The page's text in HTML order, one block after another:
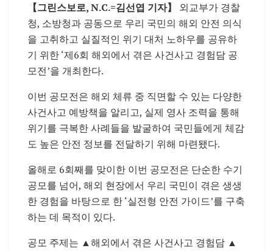
【그린스보로, N.C.=김선엽 기자】
외교부가 경찰
청, 소방청과 공동으로 우리 국민의 해외 안전 의식
을 고취하고 실질적인 위기 대처 노하우를 공유하
기 위한 ‘제6회 해외에서 겪은 사건사고 경험담 공
모전’을 개최한다.
이번 공모전은 해외 체류 중 직면할 수 있는 다양한
사건사고 예방책을 알리고, 실제 영사 조력을 통해
위기를 극복한 사례들을 발굴하여 국민들에게 체감
도 높은 안전 정보를 전달하기 위해 마련됐다.
올해로 6회째를 맞이한 이번 공모전은 단순한 수기
공모를 넘어, 해외 현장에서 우리 국민이 겪은 생생
한 경험을 바탕으로 한 ‘실전형 안전 가이드’를 구축
하는 데 목적이 있다.
공모 주제는 ▲해외에서 겪은 사건사고 경험담 ▲